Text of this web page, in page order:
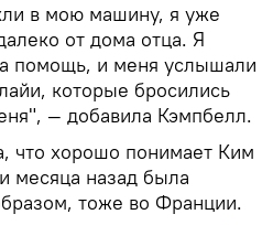
в мою машину, я уже
от дома отца. Я
помощь, и меня услышали
которые бросились
— добавила Кэмпбелл.
что хорошо понимает Ким
месяца назад была
тоже во Франции.